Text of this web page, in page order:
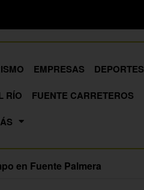
EMPRESAS
DEPORTES
RÍO
FUENTE CARRETEROS
en Fuente Palmera